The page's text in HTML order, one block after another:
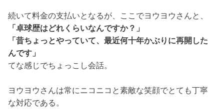
続いて料金の支払いとなるが、ここでヨウヨウさんと、
「卓球歴はどれくらいなんですか？」
「昔ちょっとやっていて、最近何十年かぶりに再開した
んです」
てな感じでちょっこし会話。
ヨウヨウさんは常にニコニコと素敵な笑顔でとても丁寧
な対応である。